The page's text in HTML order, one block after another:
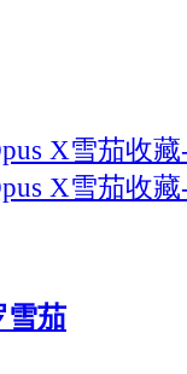
X雪茄收藏
X雪茄收藏
雪茄